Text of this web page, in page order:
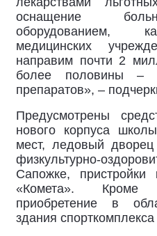
оснащение
оборудованием,
медицинских
направим почти 2
более половины –
препаратов», –
Предусмотрены
нового корпуса
мест, ледовый
физкультурно-
Сапожке,
«Комета». Кроме
приобретение в
здания